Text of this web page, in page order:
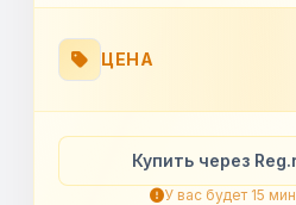
ЦЕНА
Купить через
У вас будет 15